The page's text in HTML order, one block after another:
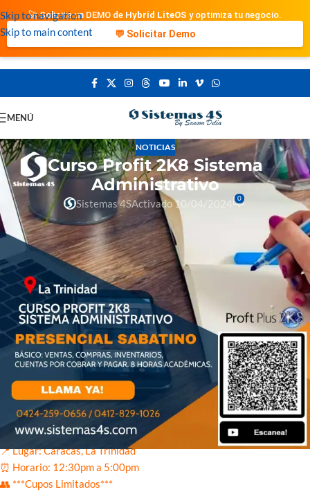
Skip to navigation
Skip to main content
🚀 Solicita un DEMO de Hybrid LiteOS y optimiza tu negocio.
💬 Solicitar Demo
MENÚ
NOTICIAS
Curso Profit 2K8 Sistema
Administrativo
Sistemas 4SActivado 10/04/2024 0
🚀 ¡Potencia tus habilidades
administrativas! 📈
Únete al exclusivo curso de 💻 Profit Plus 2k8 Administrativo en
Caracas, La Trinidad 🌟
📅 Fecha: Sábado 22 de junio de 2024 (quedan 2 cupos)
📅Fecha: Sábado 20 de julio de 2024(recibiendo cupos)
📍 Lugar: Caracas, La Trinidad
⏰ Horario: 12:30pm a 5:00pm
👥 ***Cupos Limitados***